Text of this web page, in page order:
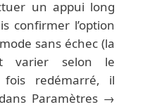
un appui long
confirmer l’option
sans échec (la
varier selon le
fois redémarré, il
Paramètres →